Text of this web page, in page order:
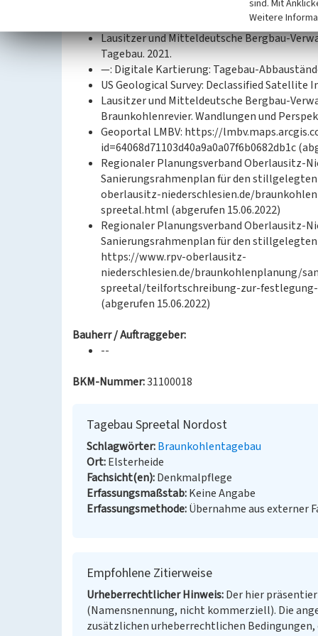
Lausitzer und Mitteldeutsche Bergbau-
Tagebau. 2021.
—: Digitale Kartierung: Tagebau-
US Geological Survey: Declassified Satellite
Lausitzer und Mitteldeutsche Bergbau-
Braunkohlenrevier. Wandlungen und
Geoportal LMBV: https://
id=64068d71103d40a9a0a07f6b0682db1c
Regionaler Planungsverband Oberlausitz-
Sanierungsrahmenplan für den
oberlausitz-niederschlesien.de/
spreetal.html (abgerufen 15.06.2022)
Regionaler Planungsverband Oberlausitz-
Sanierungsrahmenplan für den
https://www.rpv-oberlausitz-
niederschlesien.de/braunkohlenplanung/
spreetal/teilfortschreibung-zur-
(abgerufen 15.06.2022)
Bauherr / Auftraggeber:
--
BKM-Nummer:31100018
Tagebau Spreetal Nordost
Schlagwörter Braunkohlentagebau
Ort Elsterheide
Fachsicht(en) Denkmalpflege
Erfassungsmaßstab Keine Angabe
Erfassungsmethode Übernahme aus externer
Empfohlene Zitierweise
Urheberrechtlicher Hinweis Der hier
(Namensnennung, nicht kommerziell). Die
zusätzlichen urheberrechtlichen Bedingungen,
sind. Mit
Weitere